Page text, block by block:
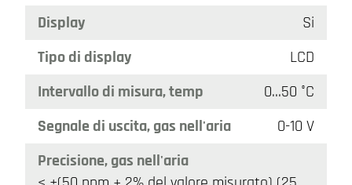
Display
Si
Tipo di display
LCD
Intervallo di misura, temp
0…50 °C
Segnale di uscita, gas nell'aria
0-10 V
Precisione, gas nell'aria